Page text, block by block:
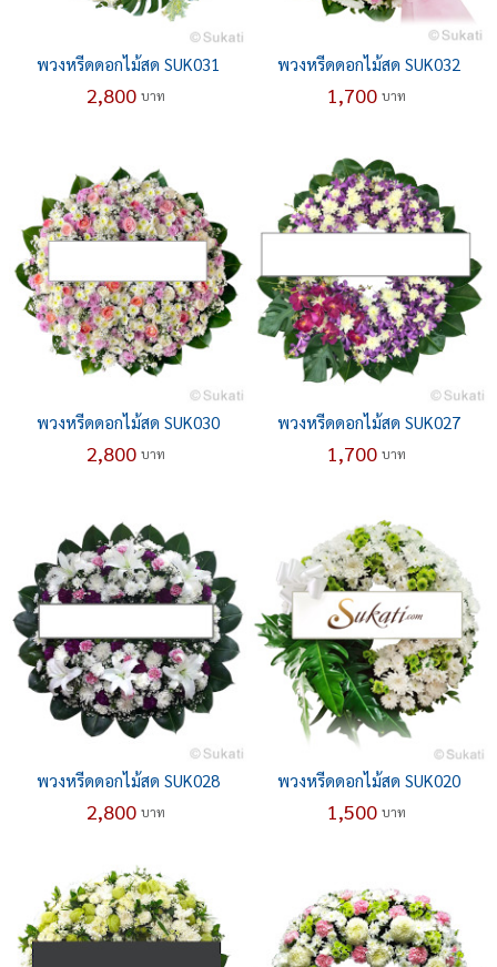
พวงหรีดดอกไม้สด SUK031
2,800 บาท
พวงหรีดดอกไม้สด SUK032
1,700 บาท
พวงหรีดดอกไม้สด SUK030
2,800 บาท
พวงหรีดดอกไม้สด SUK027
1,700 บาท
พวงหรีดดอกไม้สด SUK028
2,800 บาท
พวงหรีดดอกไม้สด SUK020
1,500 บาท